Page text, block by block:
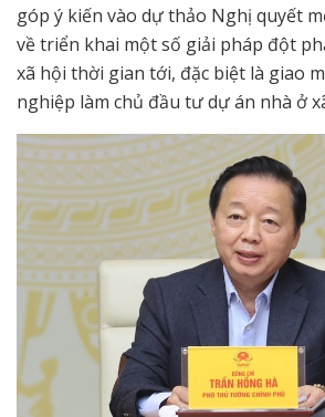
góp ý kiến vào dự thảo Nghị quyết
về triển khai một số giải pháp đột
xã hội thời gian tới, đặc biệt là giao
nghiệp làm chủ đầu tư dự án nhà ở